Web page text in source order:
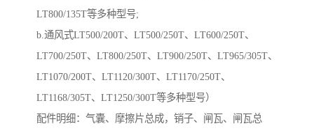
LT800/135T等多种型号;
b.通风式LT500/200T、LT500/250T、LT600/250T、
LT700/250T、LT800/250T、LT900/250T、LT965/305T、
LT1070/200T、LT1120/300T、LT1170/250T、
LT1168/305T、LT1250/300T等多种型号）
配件明细：气囊、摩擦片总成，销子、闸瓦、闸瓦总